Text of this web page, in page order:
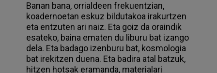
Banan bana, orrialdeen frekuentzian,
koadernoetan eskuz bildutakoa irakurtzen
eta entzuten ari naiz. Eta goiz da oraindik
esateko, baina ematen du liburu bat izango
dela. Eta badago izenburu bat, kosmologia
bat irekitzen duena. Eta badira atal batzuk,
hitzen hotsak eramanda, materialari